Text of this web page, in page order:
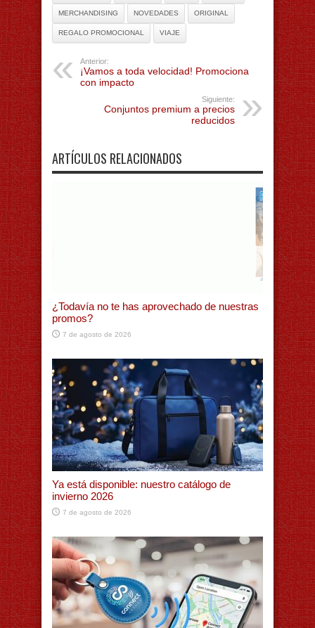
MERCHANDISING NOVEDADES ORIGINAL
REGALO PROMOCIONAL VIAJE
Anterior:
¡Vamos a toda velocidad! Promociona
con impacto
Siguiente:
Conjuntos premium a precios
reducidos
ARTÍCULOS RELACIONADOS
¿Todavía no te has aprovechado de nuestras
promos?
7 de agosto de 2026
Ya está disponible: nuestro catálogo de
invierno 2026
7 de agosto de 2026